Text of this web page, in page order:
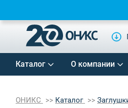
Каталог О компании
ОНИКС Каталог